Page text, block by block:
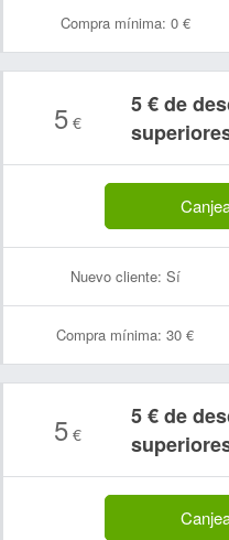
Compra mínima: 0 €
5 €
5 € de
Nuevo cliente: Sí
Compra mínima: 30 €
5 €
5 € de